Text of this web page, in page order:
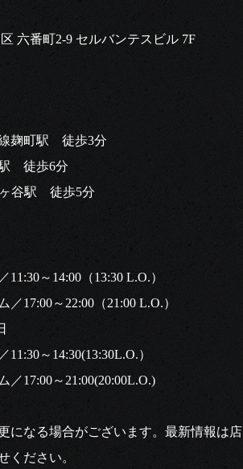
六番町2-9 セルバンテスビル 7F
麹町駅 徒歩3分
徒歩6分
谷駅 徒歩5分
11:30～14:00（13:30 L.O.）
／17:00～22:00（21:00 L.O.）
11:30～14:30(13:30L.O.）
／17:00～21:00(20:00L.O.)
になる場合がございます。最新情報は店
ください。